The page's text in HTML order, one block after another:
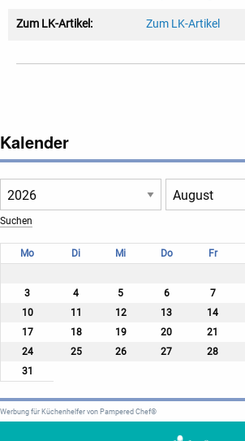
Zum LK-Artikel: Zum LK-Artikel
Kalender
Mo Di Mi Do Fr
3
4 5 6 7
10
11 12 13 14
17
18 19 20 21
24
25 26 27 28
31
Werbung für Küchenhelfer von Pampered Chef®